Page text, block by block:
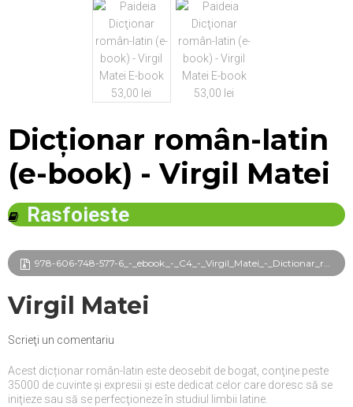
Dicţionar român-latin
(e-book) - Virgil Matei
Rasfoieste
978-606-748-577-6_-_ebook_-_C4_-_Virgil_Matei_-_Dictionar_roman-latin_frg.pdf
Virgil Matei
Scrieţi un comentariu
Acest dicționar român-latin este deosebit de bogat, conţine peste
35000 de cuvinte şi expresii și este dedicat celor care doresc să se
iniţieze sau să se perfecţioneze în studiul limbii latine.